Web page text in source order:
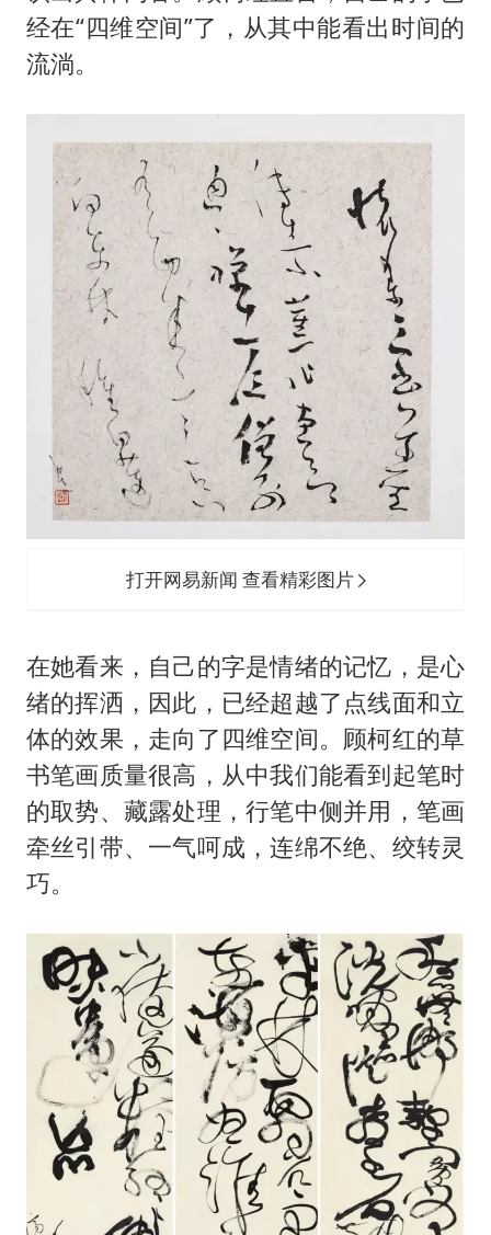
经在“四维空间”了，从其中能看出时间的
流淌。
打开网易新闻 查看精彩图片
在她看来，自己的字是情绪的记忆，是心
绪的挥洒，因此，已经超越了点线面和立
体的效果，走向了四维空间。顾柯红的草
书笔画质量很高，从中我们能看到起笔时
的取势、藏露处理，行笔中侧并用，笔画
牵丝引带、一气呵成，连绵不绝、绞转灵
巧。